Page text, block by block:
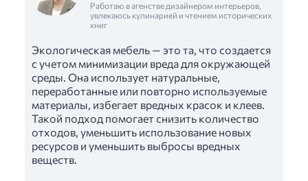
Работаю в агенстве дизайнером интерьеров,
увлекаюсь кулинарией и чтением исторических
книг
Экологическая мебель — это та, что создается
с учетом минимизации вреда для окружающей
среды. Она использует натуральные,
переработанные или повторно используемые
материалы, избегает вредных красок и клеев.
Такой подход помогает снизить количество
отходов, уменьшить использование новых
ресурсов и уменьшить выбросы вредных
веществ.